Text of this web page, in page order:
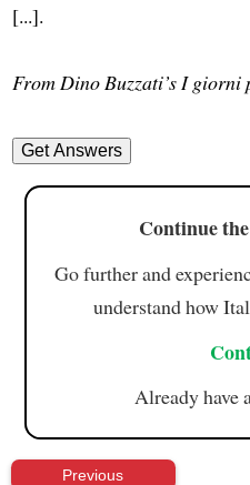
[...].
From Dino Buzzati’s I giorni
Continue
Go further and
understand how
Already have
Previous